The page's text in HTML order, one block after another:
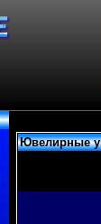
Ювелирные